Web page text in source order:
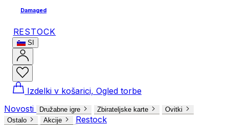
Damaged
RESTOCK
SI
Izdelki v košarici, Ogled torbe
Novosti
Družabne igre Zbirateljske karte
Ovitki
Ostalo
Akcije Restock